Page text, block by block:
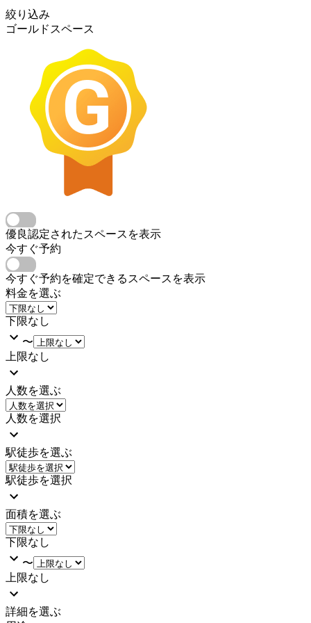
絞り込み
ゴールドスペース
優良認定されたスペースを表示
今すぐ予約
今すぐ予約を確定できるスペースを表示
料金を選ぶ
下限なし
〜
上限なし
人数を選ぶ
人数を選択
駅徒歩を選ぶ
駅徒歩を選択
面積を選ぶ
下限なし
〜
上限なし
詳細を選ぶ